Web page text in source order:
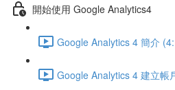
開始使用 Google Analytics4
Google Analytics 4 簡介
Google Analytics 4 建立帳